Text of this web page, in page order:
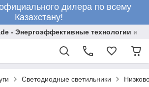
дилера по всему
Казахстану!
- Энергоэффективные технологии и
Светодиодные светильники